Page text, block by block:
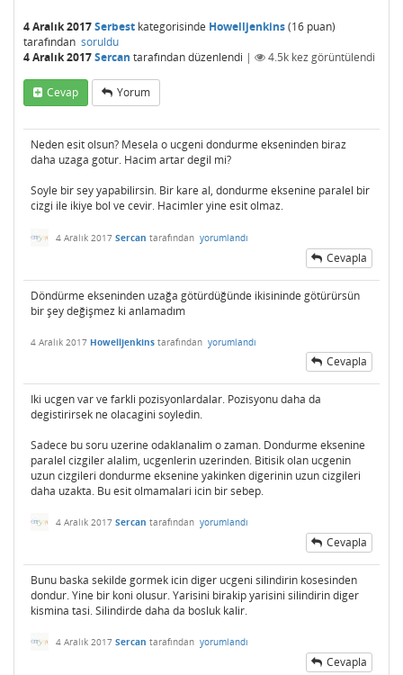
4 Aralık 2017Serbest kategorisinde Howelljenkins(16 puan)
tarafından soruldu
4 Aralık 2017Sercan tarafındandüzenlendi | 4.5k kez görüntülendi
Cevap Yorum
Neden esit olsun? Mesela o ucgeni dondurme ekseninden biraz
daha uzaga gotur. Hacim artar degil mi?
Soyle bir sey yapabilirsin. Bir kare al, dondurme eksenine paralel bir
cizgi ile ikiye bol ve cevir. Hacimler yine esit olmaz.
4 Aralık 2017 Sercan tarafından yorumlandı
Cevapla
Döndürme ekseninden uzağa götürdüğünde ikisininde götürürsün
bir şey değişmez ki anlamadım
4 Aralık 2017 Howelljenkins tarafından yorumlandı
Cevapla
Iki ucgen var ve farkli pozisyonlardalar. Pozisyonu daha da
degistirirsek ne olacagini soyledin.
Sadece bu soru uzerine odaklanalim o zaman. Dondurme eksenine
paralel cizgiler alalim, ucgenlerin uzerinden. Bitisik olan ucgenin
uzun cizgileri dondurme eksenine yakinken digerinin uzun cizgileri
daha uzakta. Bu esit olmamalari icin bir sebep.
4 Aralık 2017 Sercan tarafından yorumlandı
Cevapla
Bunu baska sekilde gormek icin diger ucgeni silindirin kosesinden
dondur. Yine bir koni olusur. Yarisini birakip yarisini silindirin diger
kismina tasi. Silindirde daha da bosluk kalir.
4 Aralık 2017 Sercan tarafından yorumlandı
Cevapla